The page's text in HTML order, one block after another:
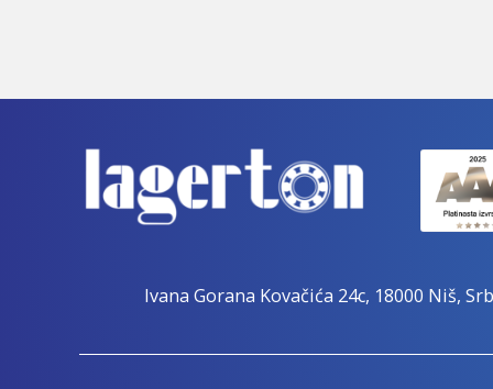
Ivana Gorana Kovačića 24c, 18000 Niš,